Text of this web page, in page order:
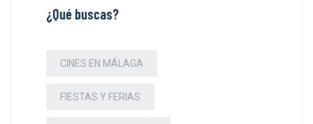
¿Qué buscas?
CINES EN MÁLAGA
FIESTAS Y FERIAS